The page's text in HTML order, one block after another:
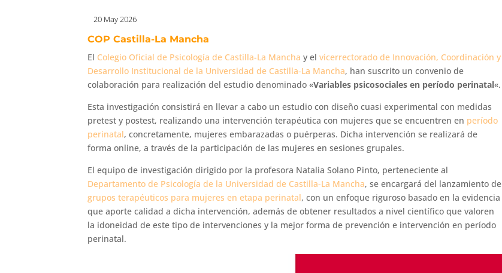
20 May 2026
COP Castilla-La Mancha
El Colegio Oficial de Psicología de Castilla-La Mancha y elvicerrectorado de Innovación, Coordinación y
Desarrollo Institucional de la Universidad de Castilla-La Mancha, han suscrito un convenio de
colaboración para realización del estudio denominado «Variables psicosociales en período perinatal«.
Esta investigación consistirá en llevar a cabo un estudio con diseño cuasi experimental con medidas
pretest y postest, realizando una intervención terapéutica con mujeres que se encuentren en período
perinatal, concretamente, mujeres embarazadas o puérperas. Dicha intervención se realizará de
forma online, a través de la participación de las mujeres en sesiones grupales.
El equipo de investigación dirigido por la profesora Natalia Solano Pinto, perteneciente al
Departamento de Psicología de la Universidad de Castilla-La Mancha, se encargará del lanzamiento de
grupos terapéuticos para mujeres en etapa perinatal, con un enfoque riguroso basado en la evidencia
que aporte calidad a dicha intervención, además de obtener resultados a nivel científico que valoren
la idoneidad de este tipo de intervenciones y la mejor forma de prevención e intervención en período
perinatal.